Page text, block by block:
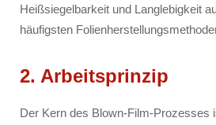
Heißsiegelbarkeit und Langlebigkeit
häufigsten
2. Arbeitsprinzip
Der Kern des Blown-Film-Prozesses